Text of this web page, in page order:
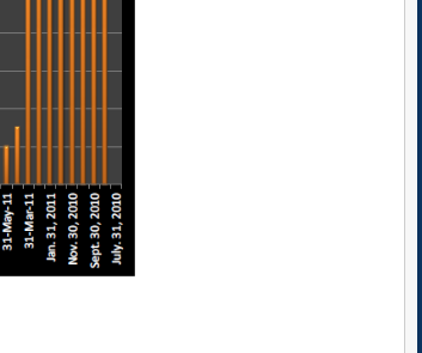
تحديث